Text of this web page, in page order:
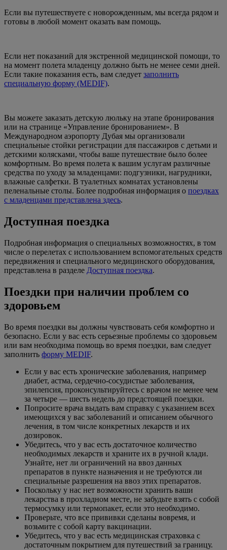
Если вы путешествуете с новорожденным, мы всегда рядом и
готовы в любой момент оказать вам помощь.
Если нет показаний для экстренной медицинской помощи, то
на момент полета младенцу должно быть не менее семи дней.
Если такие показания есть, вам следует заполнить
специальную форму (MEDIF).
Вы можете заказать детскую люльку на этапе бронирования
или на странице «Управление бронированием». В
Международном аэропорту Дубая мы организовали
специальные стойки регистрации для пассажиров с детьми и
детскими колясками, чтобы ваше путешествие было более
комфортным. Во время полета к вашим услугам различные
средства по уходу за младенцами: подгузники, нагрудники,
влажные салфетки. В туалетных комнатах установлены
пеленальные столы. Более подробная информация о поездках
с младенцами представлена здесь.
Доступная поездка
Подробная информация о специальных возможностях, в том
числе о перелетах с использованием вспомогательных средств
передвижения и специального медицинского оборудования,
представлена в разделе Доступная поездка.
Поездки при наличии проблем со
здоровьем
Во время поездки вы должны чувствовать себя комфортно и
безопасно. Если у вас есть серьезные проблемы со здоровьем
или вам необходима помощь во время поездки, вам следует
заполнить форму MEDIF.
Если у вас есть хронические заболевания, например
диабет, астма, сердечно-сосудистые заболевания,
эпилепсия, проконсультируйтесь с врачом не менее чем
за четыре — шесть недель до предстоящей поездки.
Попросите врача выдать вам справку с указанием всех
имеющихся у вас заболеваний и описанием обычного
лечения, в том числе конкретных лекарств и их
дозировок.
Убедитесь, что у вас есть достаточное количество
необходимых лекарств и храните их в ручной клади.
Узнайте, нет ли ограничений на ввоз данных
препаратов в пункте назначения и не требуются ли
специальные разрешения на ввоз этих препаратов.
Поскольку у нас нет возможности хранить ваши
лекарства в прохладном месте, не забудьте взять с собой
термосумку или термопакет, если это необходимо.
Проверьте, что все прививки сделаны вовремя, и
возьмите с собой карту вакцинации.
Убедитесь, что у вас есть медицинская страховка с
достаточным покрытием для путешествий за границу.